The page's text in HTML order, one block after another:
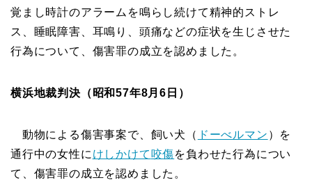
覚まし時計のアラームを鳴らし続けて精神的ストレ
ス、睡眠障害、耳鳴り、頭痛などの症状を生じさせた
行為について、傷害罪の成立を認めました。
横浜地裁判決（昭和57年8月6日）
動物による傷害事案で、飼い犬（ ドーべルマン ）を
通行中の女性に けしかけて 咬傷を負わせた行為につい
て、傷害罪の成立を認めました。